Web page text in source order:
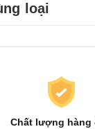
loại
Chất lượng hàng